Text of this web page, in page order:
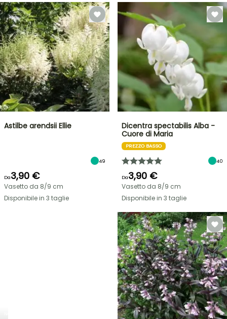
Astilbe arendsii Ellie
49
Da3,90 €
Vasetto da 8/9 cm
Disponibile in 3 taglie
Dicentra spectabilis Alba -
Cuore di Maria
PREZZO BASSO
40
Da3,90 €
Vasetto da 8/9 cm
Disponibile in 3 taglie